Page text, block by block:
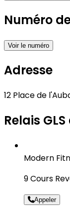
Numéro
Voir le numéro
Adresse
12 Place de
Relais
Modern
9 Cours
Appeler